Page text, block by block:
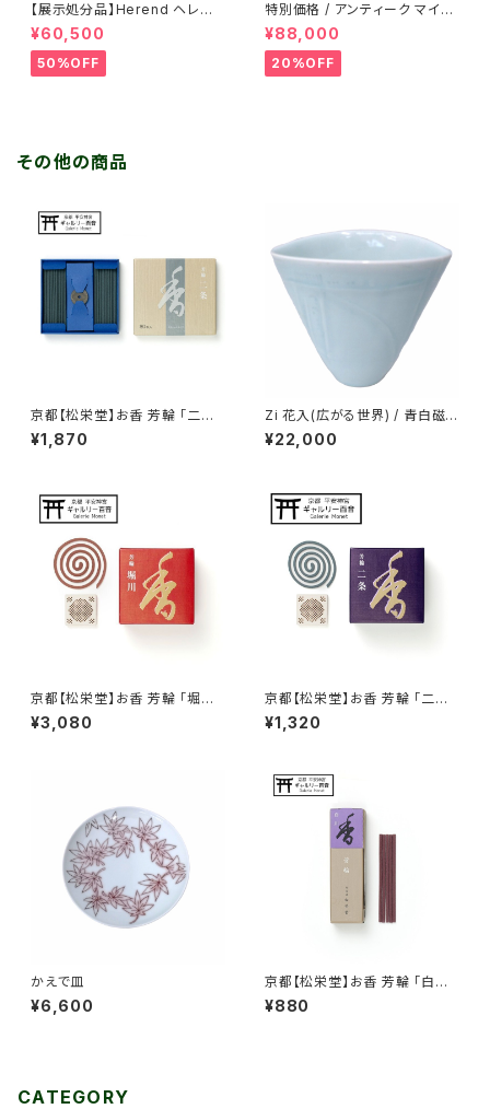
【展示処分品】Herend ヘレンド
トゥッピーニの薔薇 カップ＆ソ
ーサー ( 展示品SALE )
¥60,500
50%OFF
特別価格 / アンティーク マイセ
ン ブルーオニオン透かし皿（額
入り） / 1880年頃
¥88,000
20%OFF
その他の商品
京都【松栄堂】お香 芳輪 「二
条 スティック型」 8０本入 /
¥1,870
Zi 花入(広がる世界) / 青白磁
【送料無料】
¥22,000
京都【松栄堂】お香 芳輪 「堀
川 渦巻型」 １０枚入 / １番
¥3,080
京都【松栄堂】お香 芳輪 「二
条 渦巻型」 １０枚入 / 定
¥1,320
かえで皿
¥6,600
京都【松栄堂】お香 芳輪 「白
川 スティック型」 ２０本入 /
１番人気！ 定番の香り 部屋焚
¥880
CATEGORY